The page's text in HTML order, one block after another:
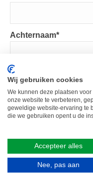
Achternaam*
VERSTUREN
©2026 Petit&Jolie, All
Wij gebruiken cookies
We kunnen deze plaatsen
onze website te verbeteren,
geweldige website-ervaring te
die we gebruiken opent u de
Accepteer alles
Nee, pas aan